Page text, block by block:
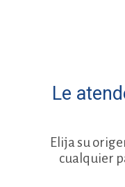
Le
Elija su
cualquier